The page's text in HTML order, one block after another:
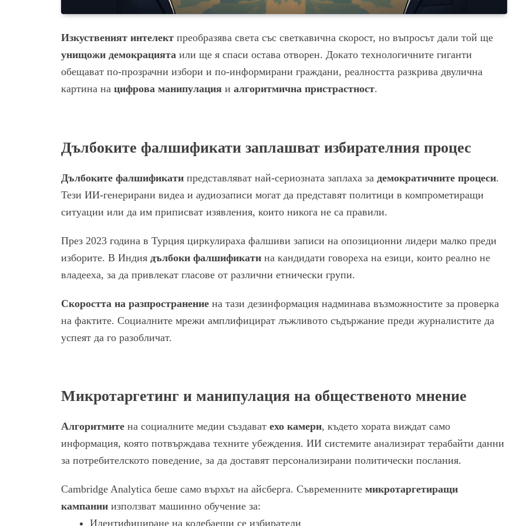
Изкуственият интелект преобразява света със светкавична скорост, но въпросът дали той ще
унищожи демокрацията или ще я спаси остава отворен. Докато технологичните гиганти
обещават по-прозрачни избори и по-информирани граждани, реалността разкрива двулична
картина на цифрова манипулация и алгоритмична пристрастност.
Дълбоките фалшификати заплашват избирателния процес
Дълбоките фалшификати представляват най-сериозната заплаха за демократичните процеси.
Тези ИИ-генерирани видеа и аудиозаписи могат да представят политици в компрометиращи
ситуации или да им приписват изявления, които никога не са правили.
През 2023 година в Турция циркулираха фалшиви записи на опозиционни лидери малко преди
изборите. В Индия дълбоки фалшификати на кандидати говореха на езици, които реално не
владееха, за да привлекат гласове от различни етнически групи.
Скоростта на разпространение на тази дезинформация надминава възможностите за проверка
на фактите. Социалните мрежи амплифицират лъжливото съдържание преди журналистите да
успеят да го разобличат.
Микротаргетинг и манипулация на общественото мнение
Алгоритмите на социалните медии създават ехо камери, където хората виждат само
информация, която потвърждава техните убеждения. ИИ системите анализират терабайти данни
за потребителското поведение, за да доставят персонализирани политически послания.
Cambridge Analytica беше само върхът на айсберга. Съвременните микротаргетиращи
кампании използват машинно обучение за:
Идентифициране на колебаещи се избиратели